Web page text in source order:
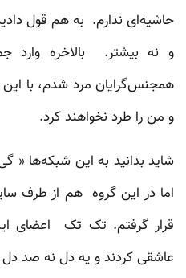
حاشیه‌ای ندارم. به هم قول
و نه بیشتر. بالاخره
همجنس‌گرایان مرد شدم، با
و من را طرد نخواهند کرد.
شاید بدانید به این شبکه‌ها «
اما در این گروه هم از طرف
قرار گرفتم. تک تک اعضای
عاشقی کردند و یه دل نه صد